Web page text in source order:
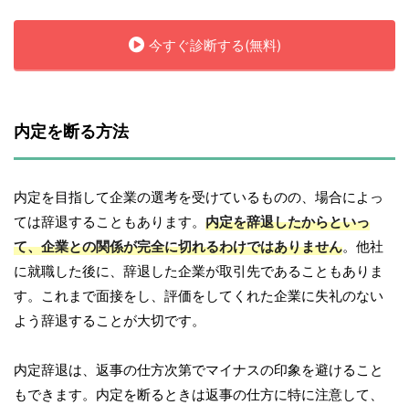
今すぐ診断する(無料)
内定を断る方法
内定を目指して企業の選考を受けているものの、場合によっ
ては辞退することもあります。 内定を辞退したからといっ
て、企業との関係が完全に切れるわけではありません。他社
に就職した後に、辞退した企業が取引先であることもありま
す。これまで面接をし、評価をしてくれた企業に失礼のない
よう辞退することが大切です。
内定辞退は、返事の仕方次第でマイナスの印象を避けること
もできます。内定を断るときは返事の仕方に特に注意して、